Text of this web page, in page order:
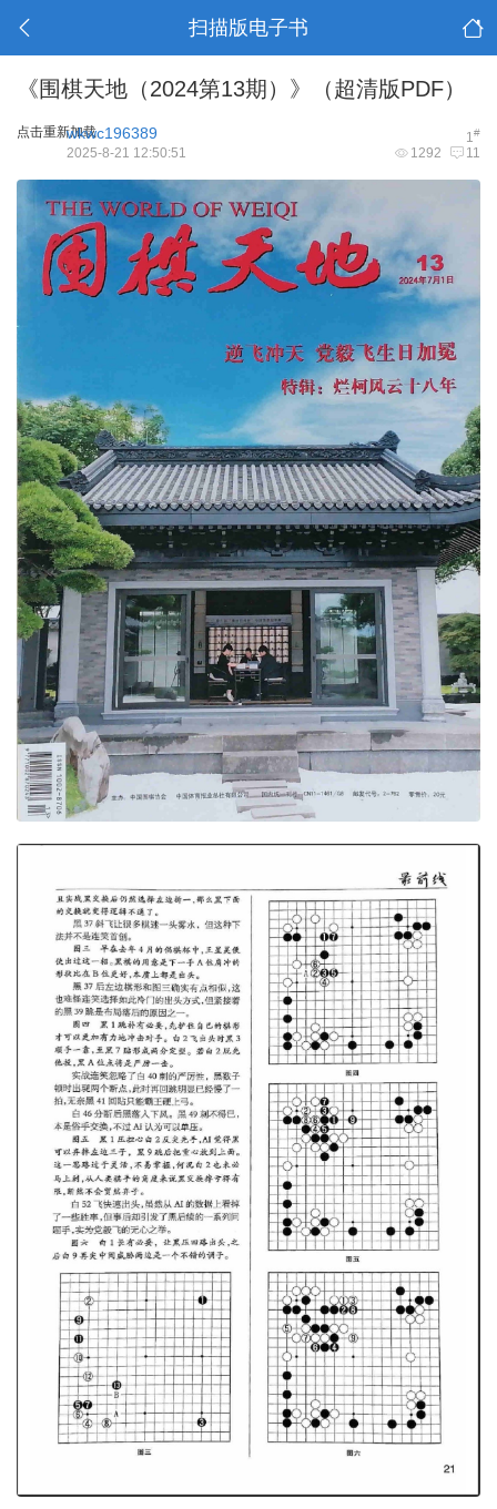
扫描版电子书
《围棋天地（2024第13期）》（超清版PDF）
点击重新加载 1#
wkwc196389
1292 11
2025-8-21 12:50:51